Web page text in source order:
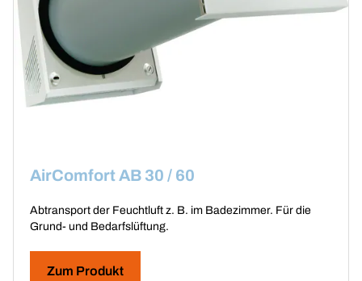
AirComfort AB 30 / 60
Abtransport der Feuchtluft z. B. im Badezimmer. Für die
Grund- und Bedarfslüftung.
Zum Produkt